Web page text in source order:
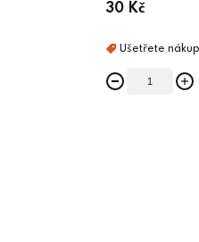
30 Kč